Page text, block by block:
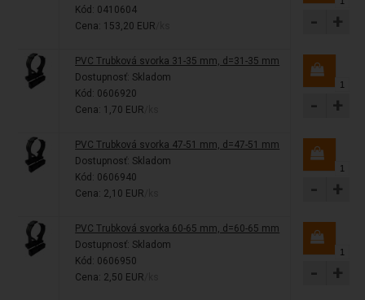
Kód: 0410604
Cena: 153,20 EUR
- +
PVC Trubková svorka 31-35 mm, d=31-35 mm
Dostupnosť: Skladom
Kód: 0606920
Cena: 1,70 EUR
- +
PVC Trubková svorka 47-51 mm, d=47-51 mm
Dostupnosť: Skladom
Kód: 0606940
Cena: 2,10 EUR
- +
PVC Trubková svorka 60-65 mm, d=60-65 mm
Dostupnosť: Skladom
Kód: 0606950
Cena: 2,50 EUR
- +